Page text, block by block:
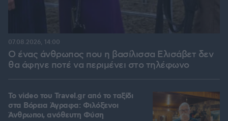
Ο ένας άνθρωπος που η βασίλισσα Ελισάβετ δεν
θα άφηνε ποτέ να περιμένει στο τηλέφωνο
07.08.2026, 14:00
To video του Travel.gr από το ταξίδι
στα Βόρεια Άγραφα: Φιλόξενοι
Άνθρωποι, ανόθευτη Φύση